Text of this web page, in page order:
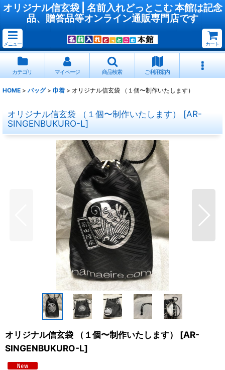
オリジナル信玄袋 | 名前入れどっとこむ 本館は記念
品、贈答品等オンライン通販専門店です
メニュー カート
カテゴリ マイページ 商品検索 ご利用案内
HOME > バッグ > 巾着 > オリジナル信玄袋 （１個〜制作いたします）
オリジナル信玄袋 （１個〜制作いたします） [AR-
SINGENBUKURO-L]
オリジナル信玄袋 （１個〜制作いたします） [AR-
SINGENBUKURO-L]